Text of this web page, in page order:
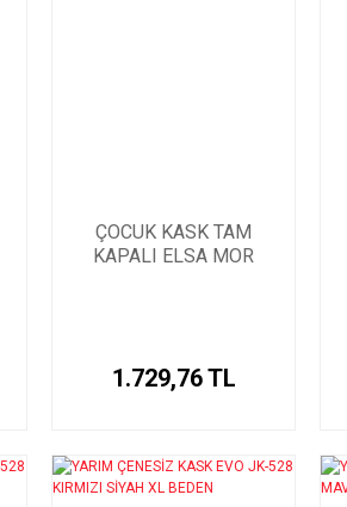
ÇOCUK KASK TAM
KAPALI ELSA MOR
1.729,76 TL